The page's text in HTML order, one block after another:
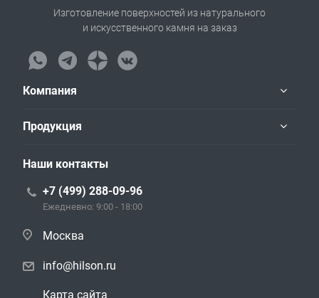
Изготовление поверхностей из натурального
и искусственного камня на заказ
Компания
Продукция
Наши контакты
+7 (499) 288-09-96
Ежедневно: 9:00 - 18:00
Москва
info@hilson.ru
Карта сайта